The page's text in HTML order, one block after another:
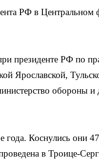
РФ в Центральном
президенте РФ по
Ярославской,
обороны и
года. Коснулись они
в Троице-